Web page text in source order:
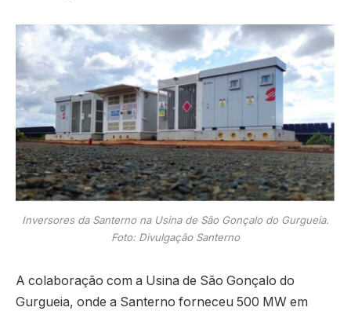
Inversores da Santerno na Usina de São Gonçalo do Gurgueia.
Foto: Divulgação Santerno
A colaboração com a Usina de São Gonçalo do
Gurgueia, onde a Santerno forneceu 500 MW em